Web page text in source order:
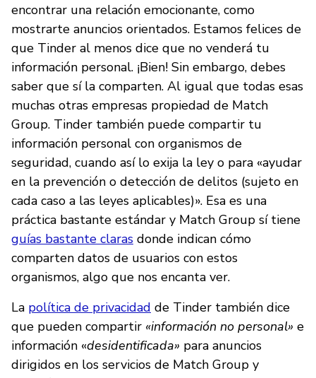
encontrar una relación emocionante, como
mostrarte anuncios orientados. Estamos felices de
que Tinder al menos dice que no venderá tu
información personal. ¡Bien! Sin embargo, debes
saber que sí la comparten. Al igual que todas esas
muchas otras empresas propiedad de Match
Group. Tinder también puede compartir tu
información personal con organismos de
seguridad, cuando así lo exija la ley o para «ayudar
en la prevención o detección de delitos (sujeto en
cada caso a las leyes aplicables)». Esa es una
práctica bastante estándar y Match Group sí tiene
guías bastante claras donde indican cómo
comparten datos de usuarios con estos
organismos, algo que nos encanta ver.
La política de privacidad de Tinder también dice
que pueden compartir «información no personal» e
información «desidentificada» para anuncios
dirigidos en los servicios de Match Group y